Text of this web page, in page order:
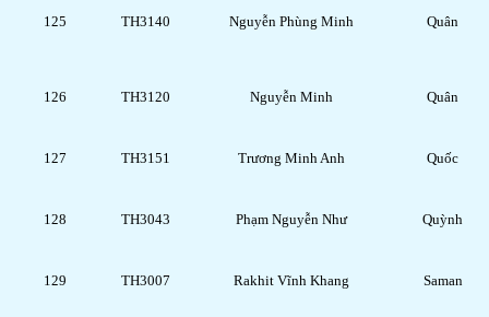
125 TH3140 Nguyễn Phùng Minh Quân
126 TH3120 Nguyễn Minh Quân
127 TH3151 Trương Minh Anh Quốc
128 TH3043 Phạm Nguyễn Như Quỳnh
129 TH3007 Rakhit Vĩnh Khang Saman